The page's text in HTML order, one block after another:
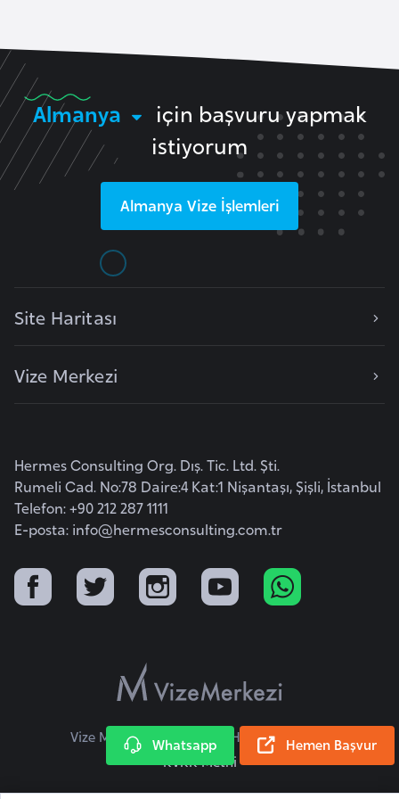
Almanya
için başvuru yapmak
istiyorum
Almanya Vize İşlemleri
Site Haritası
Vize Merkezi
Hermes Consulting Org. Dış. Tic. Ltd. Şti.
Rumeli Cad. No:78 Daire:4 Kat:1 Nişantaşı, Şişli, İstanbul
Telefon: +90 212 287 1111
E-posta: info@hermesconsulting.com.tr
Vize Merkezi © 2026 Tüm Hakları Saklıdır.
KVKK Metni
o
Ç
a
u
h
y
e
t
i
C
e
Hemen Başvur
Whatsapp